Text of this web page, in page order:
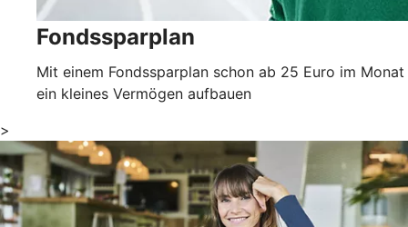
Fondssparplan
Mit einem Fondssparplan schon ab 25 Euro im Monat
ein kleines Vermögen aufbauen
>